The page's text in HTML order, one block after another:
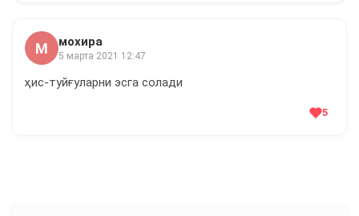
М мохира
5 марта 2021 12:47
ҳис-туйғуларни эсга солади
5